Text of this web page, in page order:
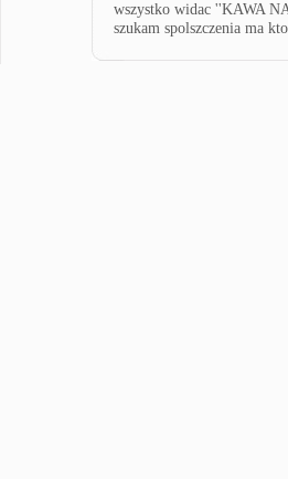
wszystko widac ''KAWA
szukam spolszczenia ma